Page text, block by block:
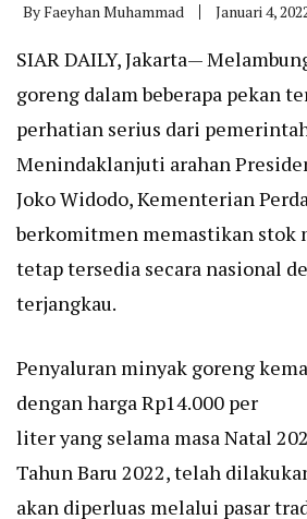
ByFaeyhan Muhammad Januari 4,
SIAR DAILY, Jakarta—
goreng dalam beberapa pekan
perhatian serius dari
Menindaklanjuti arahan
Joko Widodo, Kementerian
berkomitmen memastikan stok
tetap tersedia secara nasional
terjangkau.
Penyaluran minyak goreng
dengan harga Rp14.000 per
liter yang selama masa Natal
Tahun Baru 2022, telah
akan diperluas melalui pasar